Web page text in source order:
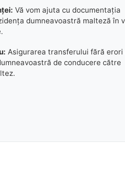
Vă vom ajuta cu documentația
dumneavoastră malteză în
Asigurarea transferului fără erori
de conducere către